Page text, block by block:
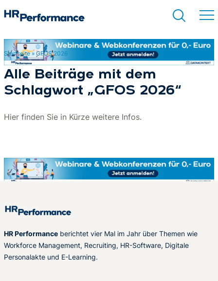
Suchen
Startseite» GFOS 2026
Alle Beiträge mit dem
Schlagwort „GFOS 2026“
Hier finden Sie in Kürze weitere Infos.
HR Performance berichtet vier Mal im Jahr über Themen wie
Workforce Management, Recruiting, HR-Software, Digitale
Personalakte und E-Learning.